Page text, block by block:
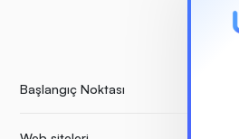
Başlangıç Noktası